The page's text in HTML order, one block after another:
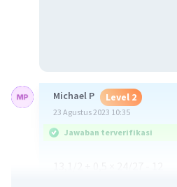
Michael P Level 2
23 Agustus 2023 10:35
Jawaban terverifikasi